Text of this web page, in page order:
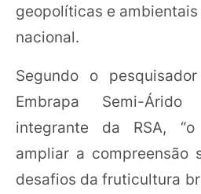
geopolíticas e
nacional.
Segundo o
Embrapa Semi-Árido
integrante da RSA,
ampliar a compreensão
desafios da fruticultura